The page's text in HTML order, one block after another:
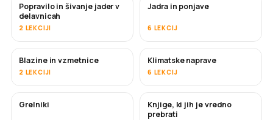
KMALU
Popravilo in šivanje jader v
delavnicah
2 LEKCIJI
Jadra in ponjave
6 LEKCIJ
Blazine in vzmetnice
2 LEKCIJI
KMALU
Klimatske naprave
6 LEKCIJ
KMALU
Grelniki KMALU
Knjige, ki jih je vredno
prebrati